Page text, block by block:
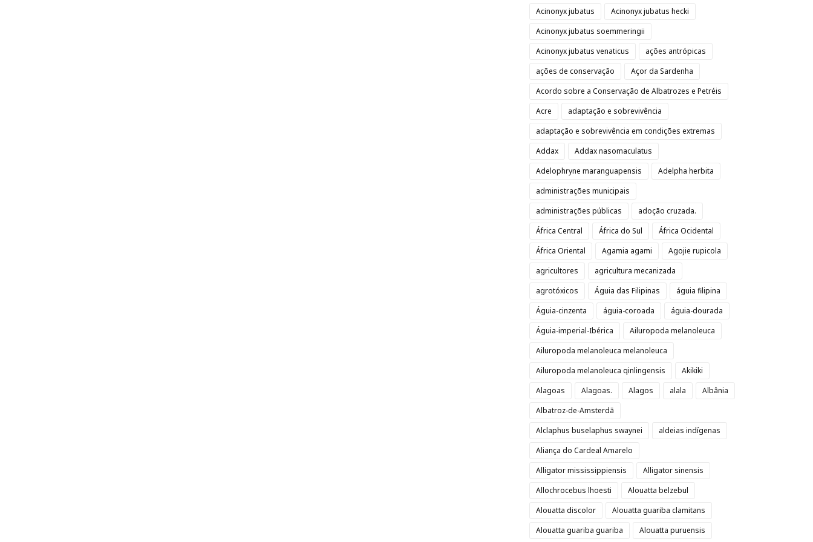
Acinonyx jubatus
Acinonyx jubatus hecki
Acinonyx jubatus soemmeringii
Acinonyx jubatus venaticus
ações antrópicas
ações de conservação
Açor da Sardenha
Acordo sobre a Conservação de Albatrozes e Petréis
Acre
adaptação e sobrevivência
adaptação e sobrevivência em condições extremas
Addax
Addax nasomaculatus
Adelophryne maranguapensis
Adelpha herbita
administrações municipais
administrações públicas
adoção cruzada.
África Central
África do Sul
África Ocidental
África Oriental
Agamia agami
Agojie rupicola
agricultores
agricultura mecanizada
agrotóxicos
Águia das Filipinas
águia filipina
Águia-cinzenta
águia-coroada
águia-dourada
Águia-imperial-Ibérica
Ailuropoda melanoleuca
Ailuropoda melanoleuca melanoleuca
Ailuropoda melanoleuca qinlingensis
Akikiki
Alagoas
Alagoas. Alagos alala
Albânia
Albatroz-de-Amsterdã
Alclaphus buselaphus swaynei
aldeias indígenas
Aliança do Cardeal Amarelo
Alligator mississippiensis
Alligator sinensis
Allochrocebus lhoesti
Alouatta belzebul
Alouatta discolor
Alouatta guariba clamitans
Alouatta guariba guariba
Alouatta puruensis